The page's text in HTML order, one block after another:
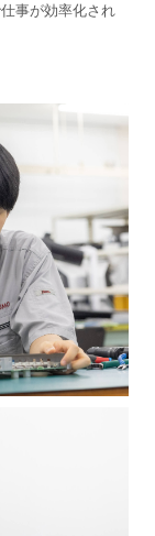
事が効率化され